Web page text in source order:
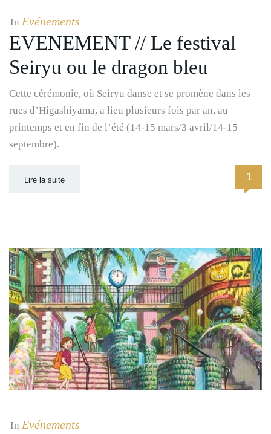
In Evénements
EVENEMENT // Le festival
Seiryu ou le dragon bleu
Cette cérémonie, où Seiryu danse et se promène dans les
rues d’Higashiyama, a lieu plusieurs fois par an, au
printemps et en fin de l’été (14-15 mars/3 avril/14-15
septembre).
Lire la suite 1
In Evénements